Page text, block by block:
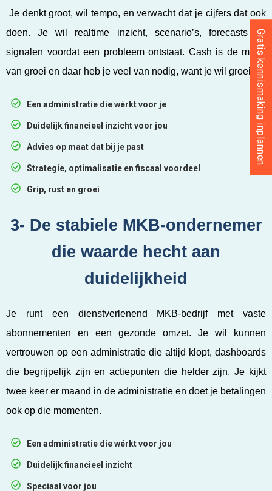
Je denkt groot, wil tempo, en verwacht dat je cijfers dat ook
doen. Je wil realtime inzicht, scenario’s, forecasts en
signalen voordat een probleem ontstaat. Cash is de motor
van groei en daar heb je veel van nodig, want je wil groeien.
Een administratie die wérkt voor je
Duidelijk financieel inzicht voor jou
Advies op maat dat bij je past
Strategie, optimalisatie en fiscaal voordeel
Grip, rust en groei
3- De stabiele MKB-ondernemer
die waarde hecht aan
duidelijkheid
Je runt een dienstverlenend MKB-bedrijf met vaste
abonnementen en een gezonde omzet. Je wil kunnen
vertrouwen op een administratie die altijd klopt, dashboards
die begrijpelijk zijn en actiepunten die helder zijn. Je kijkt
twee keer er maand in de administratie en doet je betalingen
ook op die momenten.
Een administratie die wérkt voor jou
Duidelijk financieel inzicht
Speciaal voor jou
Gratis kennismaking inplannen